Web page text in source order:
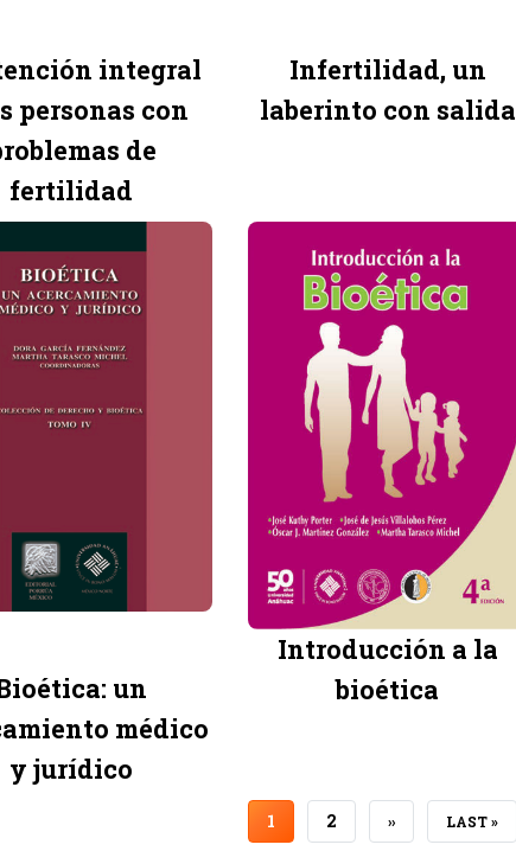
integral
personas con
de
fertilidad
Infertilidad, un
laberinto con salida
un
médico
y jurídico
Introducción a la
bioética
PÁGINA
1 PÁGINA
2 SIGUIENTE
›› ÚLTIMA
LAST »